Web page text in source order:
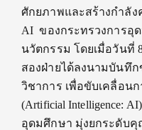
ศักยภาพและสร้างกำลั
AI ของกระทรวงการอุ
นวัตกรรม โดยเมื่อวันที่
สองฝ่ายได้ลงนามบันทึ
วิชาการ เพื่อขับเคลื่อน
(Artificial Intelligence:
อุดมศึกษา มุ่งยกระดับ